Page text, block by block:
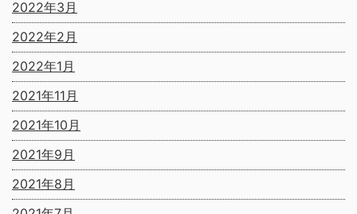
2022年3月
2022年2月
2022年1月
2021年11月
2021年10月
2021年9月
2021年8月